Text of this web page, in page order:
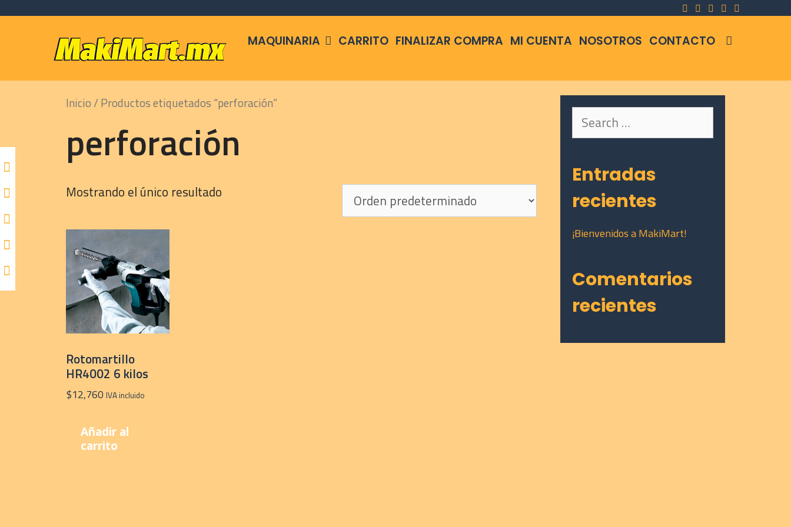
MAQUINARIA CARRITO FINALIZAR COMPRA MI CUENTA NOSOTROS CONTACTO
Inicio/ Productos etiquetados “perforación”
perforación
Mostrando el único resultado
Rotomartillo
HR4002 6 kilos
$12,760 IVA incluido
Añadir al
carrito
for:
Entradas
recientes
¡Bienvenidos a MakiMart!
Comentarios
recientes